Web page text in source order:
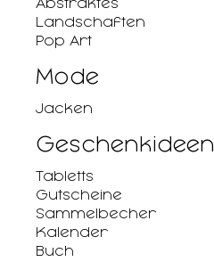
Landschaften
Pop Art
Mode
Jacken
Geschenkideen
Tabletts
Gutscheine
Sammelbecher
Kalender
Buch